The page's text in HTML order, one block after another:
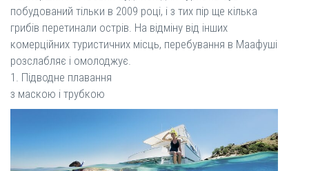
побудований тільки в 2009 році, і з тих пір ще кілька
грибів перетинали острів. На відміну від інших
комерційних туристичних місць, перебування в Маафуші
розслабляє і омолоджує.
1. Підводне плавання
з маскою і трубкою